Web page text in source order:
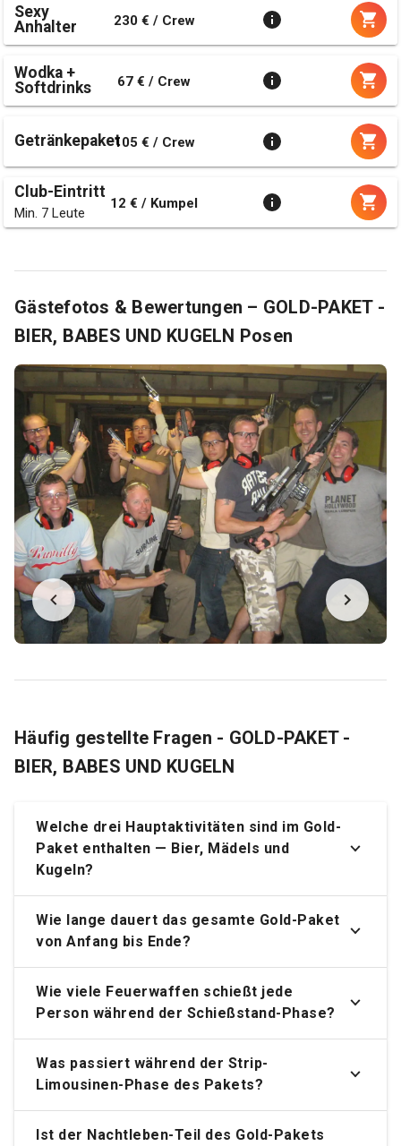
Sexy
Anhalter
230 € / Crew
Wodka +
Softdrinks
67 € / Crew
Getränkepaket105 € / Crew
Club-Eintritt
Min. 7 Leute
12 € / Kumpel
Gästefotos & Bewertungen – GOLD-PAKET -
BIER, BABES UND KUGELN Posen
Häufig gestellte Fragen - GOLD-PAKET -
BIER, BABES UND KUGELN
Welche drei Hauptaktivitäten sind im Gold-
Paket enthalten — Bier, Mädels und
Kugeln?
Wie lange dauert das gesamte Gold-Paket
von Anfang bis Ende?
Wie viele Feuerwaffen schießt jede
Person während der Schießstand-Phase?
Was passiert während der Strip-
Limousinen-Phase des Pakets?
Ist der Nachtleben-Teil des Gold-Pakets